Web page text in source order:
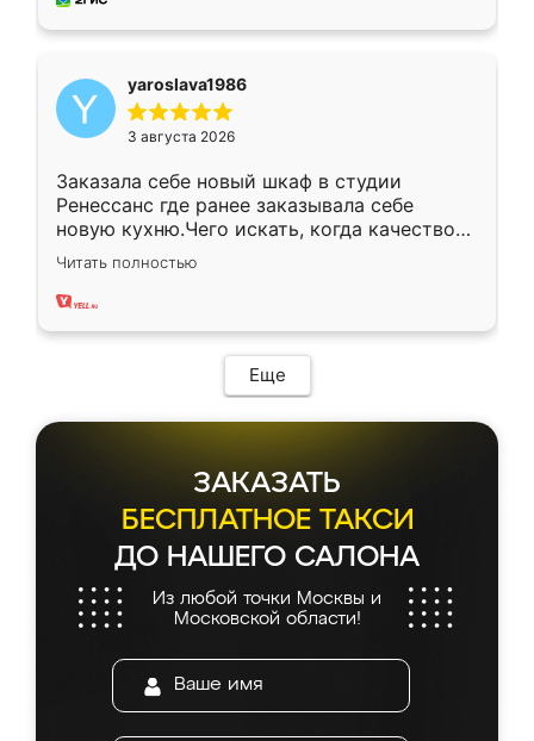
yaroslava1986
3 августа 2026
Заказала себе новый шкаф в студии
Ренессанс где ранее заказывала себе
новую кухню.Чего искать, когда качеством
вполне довольна. Служит кухня уже почти
два года, нареканий нет.
Читать полностью
Еще
ЗАКАЗАТЬ
БЕСПЛАТНОЕ ТАКСИ
ДО НАШЕГО САЛОНА
Из любой точки Москвы и
Московской области!